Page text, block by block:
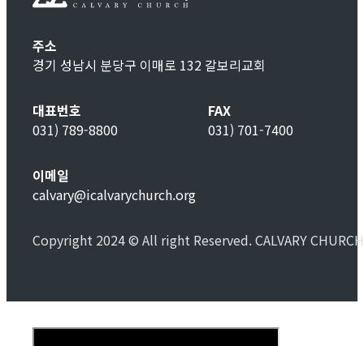
주소
경기 성남시 분당구 이매로 132 갈보리교회
대표번호
031) 789-8800
FAX
031) 701-7400
이메일
calvary@icalvarychurch.org
Copyright 2024 © All right Reserved. CALVARY CHURCH